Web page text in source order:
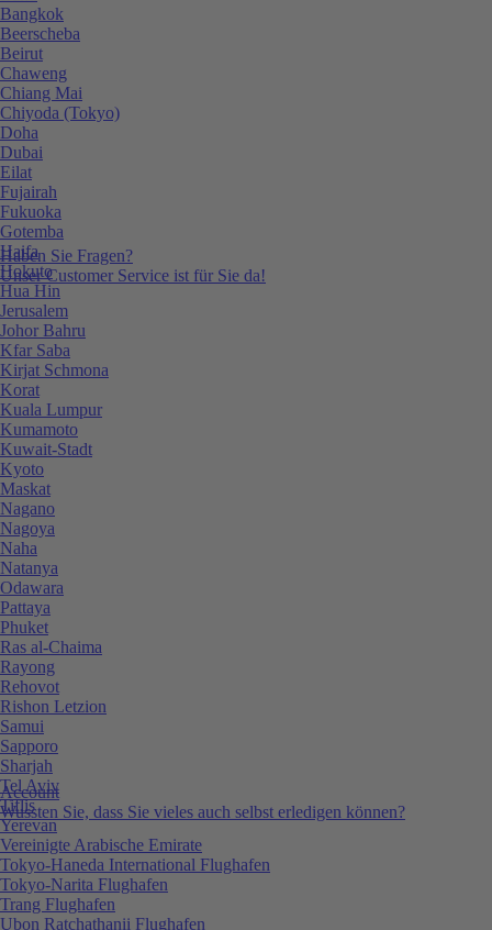
Haben Sie Fragen?
Unser Customer Service ist für Sie da!
Account
Wussten Sie, dass Sie vieles auch selbst erledigen können?
Bangkok
Beerscheba
Beirut
Chaweng
Chiang Mai
Chiyoda (Tokyo)
Doha
Dubai
Eilat
Fujairah
Fukuoka
Gotemba
Haifa
Hokuto
Hua Hin
Jerusalem
Johor Bahru
Kfar Saba
Kirjat Schmona
Korat
Kuala Lumpur
Kumamoto
Kuwait-Stadt
Kyoto
Maskat
Nagano
Nagoya
Naha
Natanya
Odawara
Pattaya
Phuket
Ras al-Chaima
Rayong
Rehovot
Rishon Letzion
Samui
Sapporo
Sharjah
Tel Aviv
Tiflis
Yerevan
Vereinigte Arabische Emirate
Tokyo-Haneda International Flughafen
Tokyo-Narita Flughafen
Trang Flughafen
Ubon Ratchathanii Flughafen